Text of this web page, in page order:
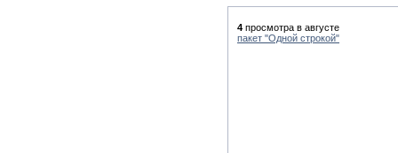
4 просмотра в августе
пакет "Одной строкой"